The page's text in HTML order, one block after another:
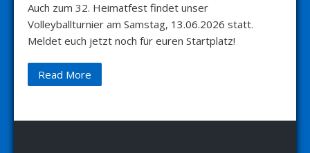
Auch zum 32. Heimatfest findet unser
Volleyballturnier am Samstag, 13.06.2026 statt.
Meldet euch jetzt noch für euren Startplatz!
Read More